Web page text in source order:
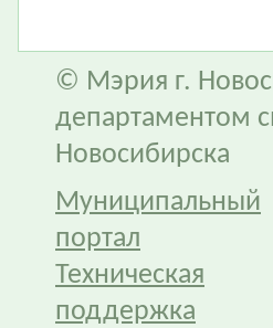
© Мэрия г.
департаментом
Новосибирска
Муниципальный
портал
Техническая
поддержка